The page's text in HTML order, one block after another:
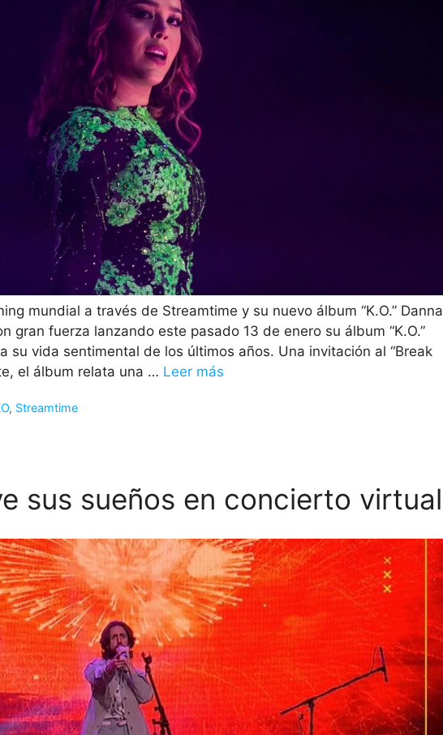
mundial a través de Streamtime y su nuevo álbum “K.O.” Danna
gran fuerza lanzando este pasado 13 de enero su álbum “K.O.”
su vida sentimental de los últimos años. Una invitación al “Break
el álbum relata una … Leer más
, Streamtime
sus sueños en concierto virtual